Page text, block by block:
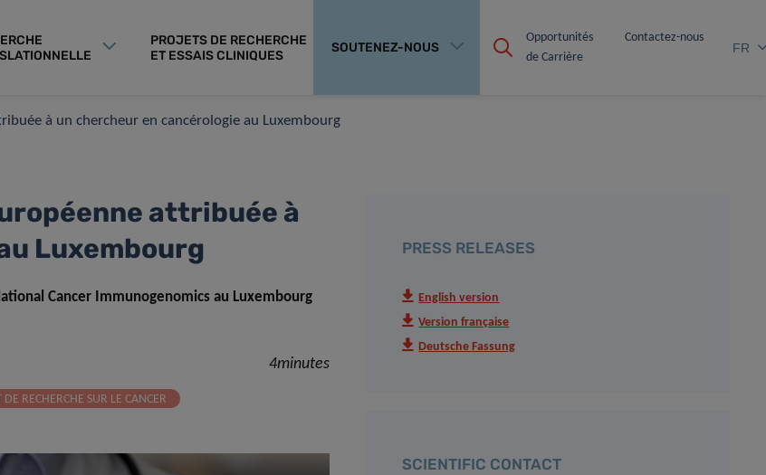
PROJETS DE RECHERCHE
ET ESSAIS CLINIQUES
SOUTENEZ-NOUS
Opportunités
de Carrière
Contactez-nous
FR
à un chercheur en cancérologie au Luxembourg
attribuée à
Luxembourg
Cancer Immunogenomics au Luxembourg
4minutes
RECHERCHE SUR LE CANCER
PRESS RELEASES
English version
Version française
Deutsche Fassung
SCIENTIFIC CONTACT